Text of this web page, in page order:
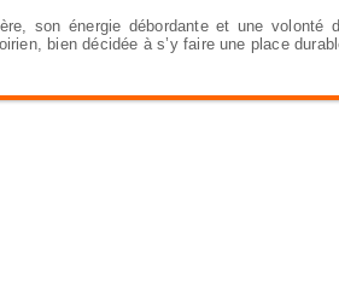
son énergie débordante et une volonté
bien décidée à s’y faire une place